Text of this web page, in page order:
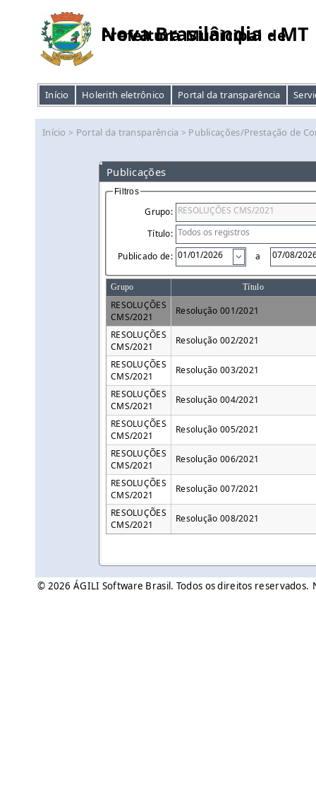
Prefeitura Municipal de
Nova Brasilândia - MT
Início Holerith eletrônico Portal da transparência
Início > Portal da transparência > Publicações/Prestação de
Publicações
Filtros
Grupo:
Título:
Publicado de:
a
Grupo Título
RESOLUÇÕES
CMS/2021
Resolução 001/2021
RESOLUÇÕES
CMS/2021
Resolução 002/2021
RESOLUÇÕES
CMS/2021
Resolução 003/2021
RESOLUÇÕES
CMS/2021
Resolução 004/2021
RESOLUÇÕES
CMS/2021
Resolução 005/2021
RESOLUÇÕES
CMS/2021
Resolução 006/2021
RESOLUÇÕES
CMS/2021
Resolução 007/2021
RESOLUÇÕES
CMS/2021
Resolução 008/2021
© 2026 ÁGILI Software Brasil. Todos os direitos reservados.